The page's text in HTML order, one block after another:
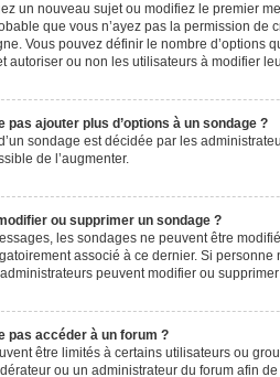
un nouveau sujet ou modifiez le premier
que vous n’ayez pas la permission
Vous pouvez définir le nombre d’options
autoriser ou non les utilisateurs à modifier
pas ajouter plus d’options à un sondage ?
sondage est décidée par les
de l’augmenter.
ou supprimer un sondage ?
les sondages ne peuvent être
associé à ce dernier. Si
peuvent modifier ou
pas accéder à un forum ?
être limités à certains utilisateurs ou
ou un administrateur du forum afin